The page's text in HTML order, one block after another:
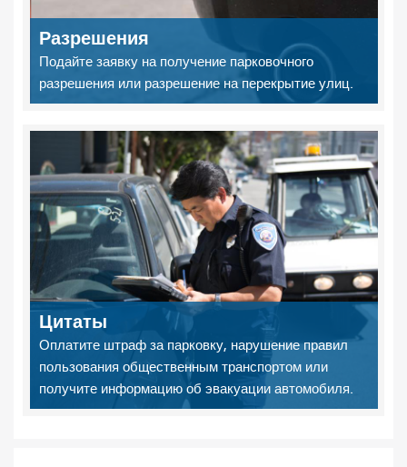
Разрешения
Подайте заявку на получение парковочного
разрешения или разрешение на перекрытие улиц.
Цитаты
Оплатите штраф за парковку, нарушение правил
пользования общественным транспортом или
получите информацию об эвакуации автомобиля.